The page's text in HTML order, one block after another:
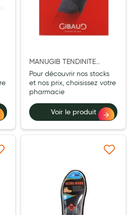
MANUGIB TENDINITE
ORTHESE POIGNET POUCE
GAUCHE T3
Pour découvrir nos stocks
et nos prix, choisissez votre
pharmacie
Voir le produit
d’envie Ajouter à ma liste